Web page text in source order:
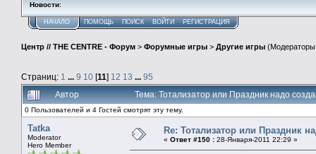
Новости:
НАЧАЛО ПОМОЩЬ ПОИСК ВОЙТИ РЕГИСТРАЦИЯ
Центр // THE CENTRE - Форум > Форумные игры > Другие игры
Страниц: 1 ... 9 10 [11] 12 13 ... 95
Автор
Тема: Тотализатор или Праздник надо
0 Пользователей и 4 Гостей смотрят эту тему.
Tatka
Moderator
Hero Member
Re: Тотализатор или Праздник
« Ответ #150 : 28-Января-2011 22:29 »